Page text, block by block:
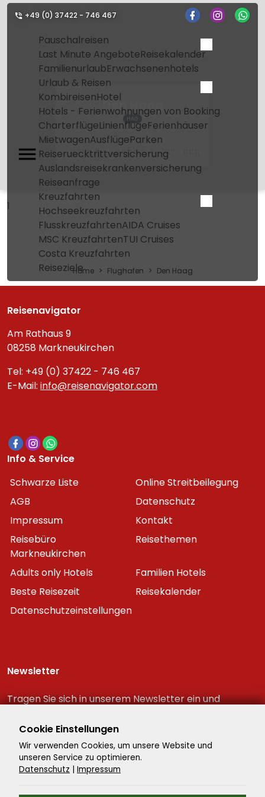
+49 (0) 37422 - 746 467
Pauschalreisen
Last Minute AngeboteReisekalender
FamilienurlaubErwachsenenhotels
Urlaub & Reisen
KombireisenHotel
Hotels - Ferienwohnungen von Booking
CharterflügeLinienflügeFerienhäuser
MietwagenAusflügeParken
Reiseruecktrittversicherung
Auslandsreisekrankenversicherung
Reiseanfrage
Kreuzfahrten
Hochseekreuzfahrten
FlusskreuzfahrtenAIDA Cruises
MSC KreuzfahrtenTUI Cruises
Costa Kreuzfahrten
Reiseziele
Den Haag
HAG
Home Flughafen Den Haag
1
Home Flughafen Den Haag
Reisenavigator
Am Rathaus 9
08258 Markneukirchen
Tel: +49 (0) 37422 - 746 467
E-Mail: info@reisenavigator.com
Info & Service
Schwarze Liste
Online Streitbeilegung
AGB
Datenschutz
Impressum
Kontakt
Reisebüro
Markneukirchen
Reisethemen
Adults only Hotels
Familien Hotels
Beste Reisezeit
Reisekalender
Datenschutzeinstellungen
Newsletter
Tragen Sie sich in unserem Newsletter ein und
Reiseschnäppchen!
Cookie Einstellungen
Wir verwenden Cookies, um unsere Website und
unseren Service zu optimieren.
Datenschutz | Impressum